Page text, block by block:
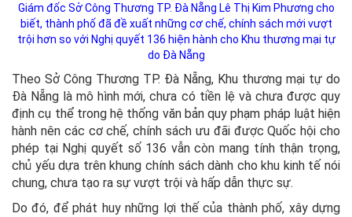
Giám đốc Sở Công Thương TP. Đà Nẵng Lê Thị Kim Phương cho
biết, thành phố đã đề xuất những cơ chế, chính sách mới vượt
trội hơn so với Nghị quyết 136 hiện hành cho Khu thương mại tự
do Đà Nẵng
Theo Sở Công Thương TP. Đà Nẵng, Khu thương mại tự do
Đà Nẵng là mô hình mới, chưa có tiền lệ và chưa được quy
định cụ thể trong hệ thống văn bản quy phạm pháp luật hiện
hành nên các cơ chế, chính sách ưu đãi được Quốc hội cho
phép tại Nghị quyết số 136 vẫn còn mang tính thận trọng,
chủ yếu dựa trên khung chính sách dành cho khu kinh tế nói
chung, chưa tạo ra sự vượt trội và hấp dẫn thực sự.
Do đó, để phát huy những lợi thế của thành phố, xây dựng